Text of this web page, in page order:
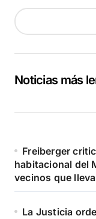
Noticias más
Freiberger
habitacional del
vecinos que
La Justicia